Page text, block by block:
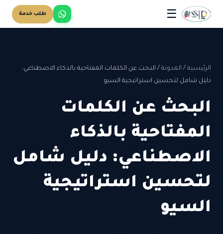
☰ طلب خدمة
الرئيسية / المدونة / البحث عن الكلمات المفتاحية بالذكاء الاصطناعي:
دليل شامل لتحسين استراتيجية السيو
البحث عن الكلمات
المفتاحية بالذكاء
الاصطناعي: دليل شامل
لتحسين استراتيجية
السيو